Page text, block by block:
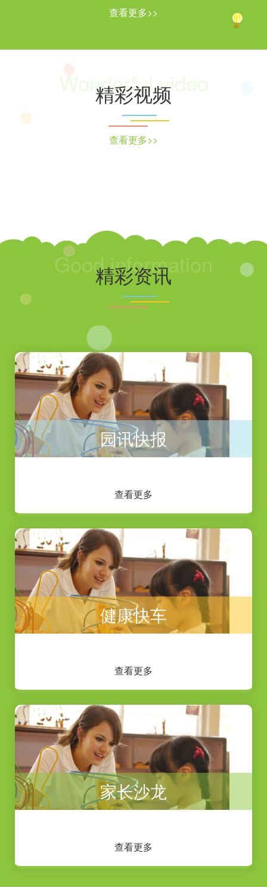
查看更多>>
Wonderful video
精彩视频
查看更多>>
Good information
精彩资讯
园讯快报
查看更多
健康快车
查看更多
家长沙龙
查看更多